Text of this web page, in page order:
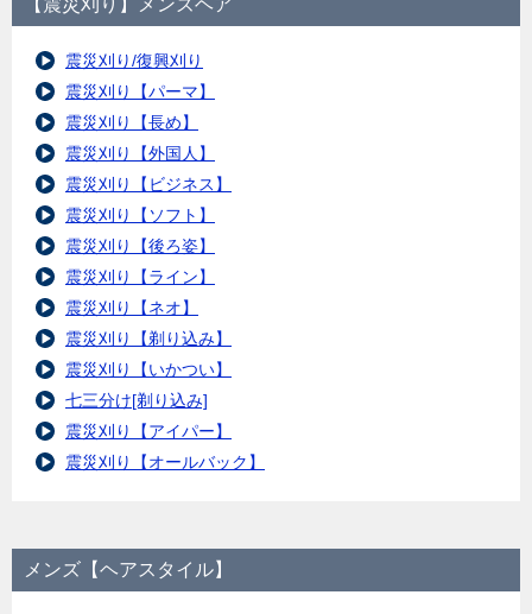
【震災刈り】メンズヘア
震災刈り/復興刈り
震災刈り【パーマ】
震災刈り【長め】
震災刈り【外国人】
震災刈り【ビジネス】
震災刈り【ソフト】
震災刈り【後ろ姿】
震災刈り【ライン】
震災刈り【ネオ】
震災刈り【剃り込み】
震災刈り【いかつい】
七三分け[剃り込み]
震災刈り【アイパー】
震災刈り【オールバック】
メンズ【ヘアスタイル】